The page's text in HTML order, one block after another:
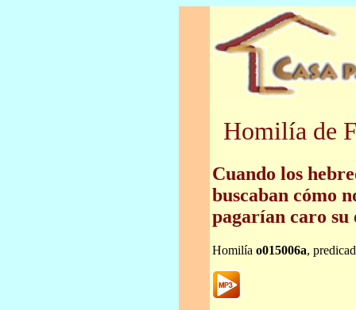
Homilía de
Cuando los
buscaban cómo
pagarían caro
Homilía o015006a,